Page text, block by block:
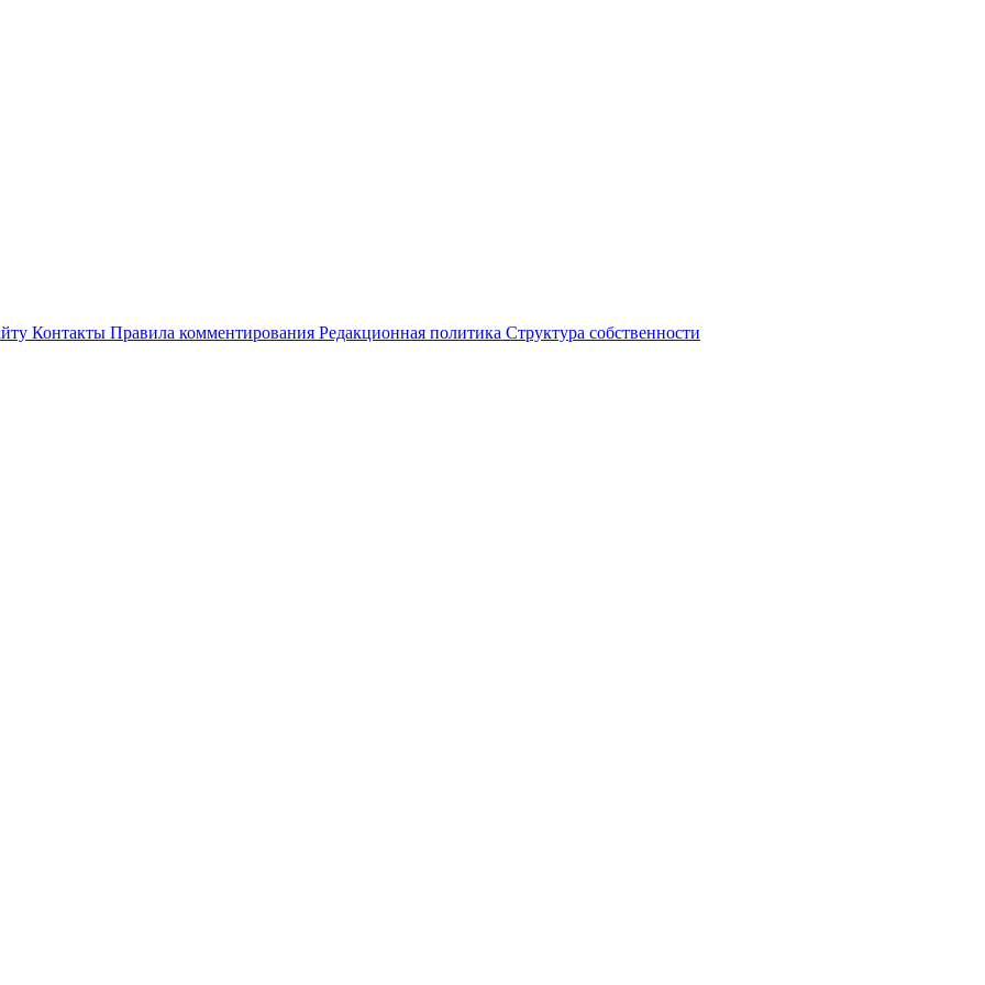
Контакты Правила комментирования Редакционная политика Структура собственности